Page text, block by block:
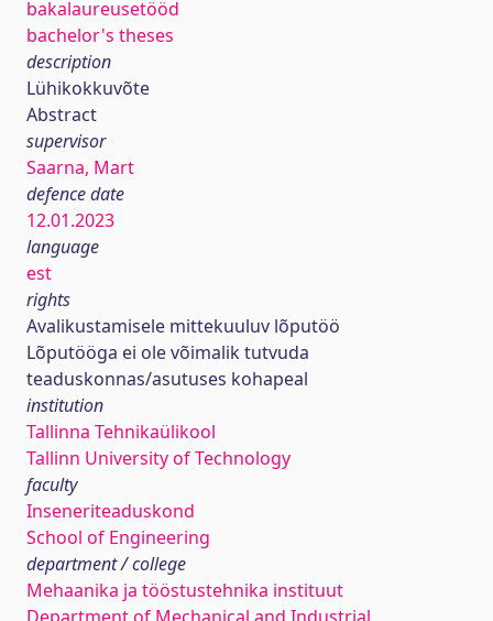
bakalaureusetööd
bachelor's theses
description
Lühikokkuvõte
Abstract
supervisor
Saarna, Mart
defence date
12.01.2023
language
est
rights
Avalikustamisele mittekuuluv lõputöö
Lõputööga ei ole võimalik tutvuda
teaduskonnas/asutuses kohapeal
institution
Tallinna Tehnikaülikool
Tallinn University of Technology
faculty
Inseneriteaduskond
School of Engineering
department / college
Mehaanika ja tööstustehnika instituut